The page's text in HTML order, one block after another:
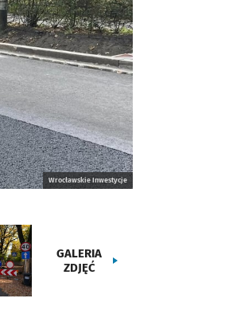
Wrocławskie Inwestycje
GALERIA
ZDJĘĆ